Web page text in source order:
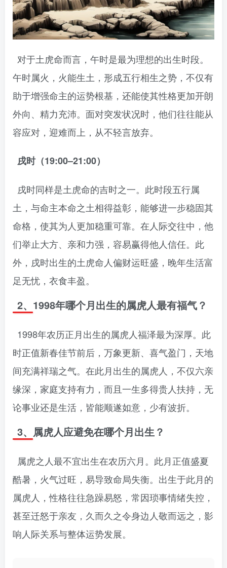
对于土虎命而言，午时是最为理想的出生时段。
午时属火，火能生土，形成五行相生之势，不仅有
助于增强命主的运势根基，还能使其性格更加开朗
外向、精力充沛。面对突发状况时，他们往往能从
容应对，迎难而上，从不轻言放弃。
戌时（19:00–21:00）
戌时同样是土虎命的吉时之一。此时段五行属
土，与命主本命之土相得益彰，能够进一步稳固其
命格，使其为人更加稳重可靠。在人际交往中，他
们举止大方、亲和力强，容易赢得他人信任。此
外，戌时出生的土虎命人偏财运旺盛，晚年生活富
足无忧，衣食丰盈。
2、1998年哪个月出生的属虎人最有福气？
1998年农历正月出生的属虎人福泽最为深厚。此
时正值新春佳节前后，万象更新、喜气盈门，天地
间充满祥瑞之气。在此月出生的属虎人，不仅六亲
缘深，家庭支持有力，而且一生多得贵人扶持，无
论事业还是生活，皆能顺遂如意，少有波折。
3、属虎人应避免在哪个月出生？
属虎之人最不宜出生在农历六月。此月正值盛夏
酷暑，火气过旺，易导致命局失衡。出生于此月的
属虎人，性格往往急躁易怒，常因琐事情绪失控，
甚至迁怒于亲友，久而久之令身边人敬而远之，影
响人际关系与整体运势发展。